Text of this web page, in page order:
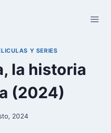
Y SERIES
la historia
(2024)
2024